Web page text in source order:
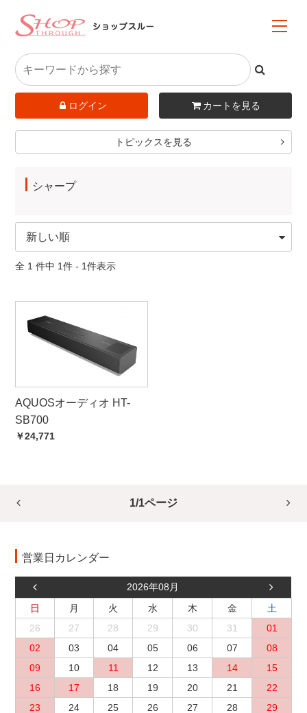
ログイン カートを見る
トピックスを見る
シャープ
全 1 件中 1件 - 1件表示
AQUOSオーディオ HT-
SB700
￥24,771
1/1ページ
営業日カレンダー
2026年08月
日
月 火 水 木 金
土
26
27 28 29 30 31
01
02
03 04 05 06 07
08
09
10 11 12 13 14
15
16
17 18 19 20 21
22
23
24 25 26 27 28
29